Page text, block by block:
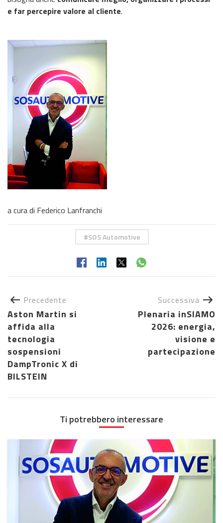
e far percepire valore al cliente.
a cura di Federico Lanfranchi
SOS Automotive
Precedente
Aston Martin si
affida alla
tecnologia
sospensioni
DampTronic X di
BILSTEIN
Successiva
Plenaria inSIAMO
2026: energia,
visione e
partecipazione
Ti potrebbero interessare